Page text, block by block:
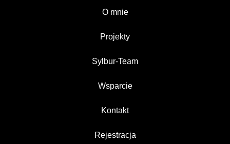
O mnie
Projekty
Sylbur-Team
Wsparcie
Kontakt
Rejestracja